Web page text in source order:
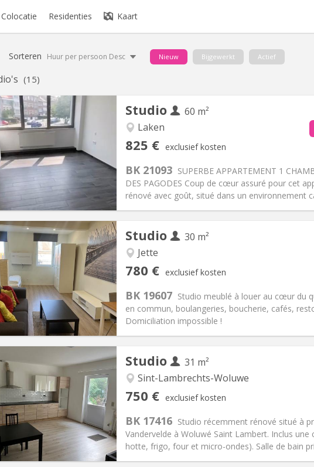
Colocatie Residenties Kaart
Sorteren Huur per persoon Desc Nieuw Bijgewerkt Actief
(15)
Studio
60 m²
Laken
825 € exclusief kosten
BK 21093 SUPERBE APPARTEMENT 1
DES PAGODES Coup de cœur assuré pour cet
rénové avec goût, situé dans un environnement
Informatie
€
50 €
maanden
Inrichting
Badkamer: Privaat
Oppervlakte:60 m2
Studio
30 m²
Jette
780 € exclusief kosten
BK 19607 Studio meublé à louer au cœur du
en commun, boulangeries, boucherie, cafés,
Domiciliation impossible !
Informatie
€
100 €
maanden, 5-6 maanden
Nee
Inrichting
Badkamer: Privaat
Oppervlakte:30 m2
Studio
31 m²
Sint-Lambrechts-Woluwe
750 € exclusief kosten
BK 17416 Studio récemment rénové situé à
Vandervelde à Woluwé Saint Lambert. Inclus
hotte, frigo, four et micro-ondes). Salle de bain
Informatie
€
75 €
maanden
Nee
Inrichting
Badkamer: Privaat
Oppervlakte:31 m2